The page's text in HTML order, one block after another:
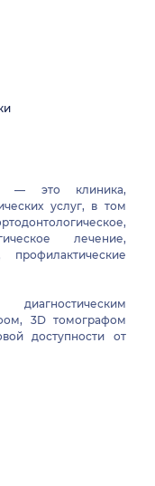
— это клиника,
услуг, в том
лечение,
профилактические
3D томографом
доступности от